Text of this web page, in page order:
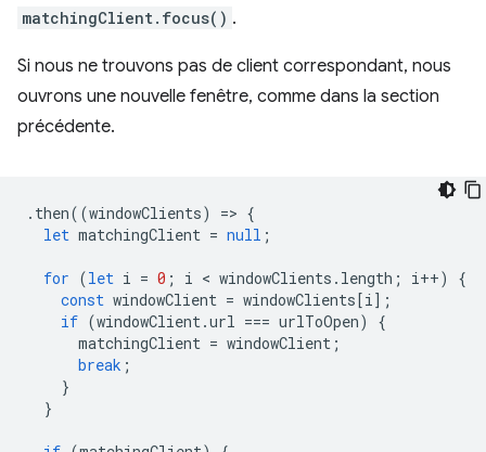
matchingClient.focus() .
Si nous ne trouvons pas de client correspondant, nous
ouvrons une nouvelle fenêtre, comme dans la section
précédente.
. then((windowClients) => {
let matchingClient = null ;
for (let i = 0 ; i < windowClients . length ; i++)
{
const windowClient = windowClients[i];
if (windowClient.url === urlToOpen)
{
matchingClient = windowClient ;
break ;
}
}